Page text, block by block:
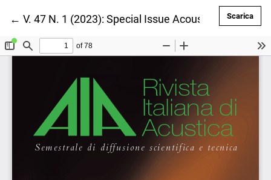
←Ritorna ai dettagli dell'articolo
V. 47 N. 1 (2023): Special Issue Acoustics ofScarica